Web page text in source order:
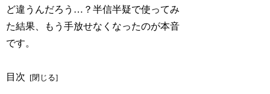
ど違うんだろう…？半信半疑で使ってみ
た結果、もう手放せなくなったのが本音
です。
目次